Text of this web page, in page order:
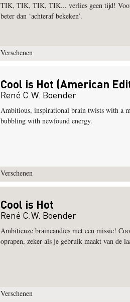
TIK, TIK, TIK, TIK... verlies geen tijd! Voor
beter dan ‘achteraf bekeken’.
Verschenen
Cool is Hot (American
René C.W. Boender
Ambitious, inspirational brain twists with a
bubbling with newfound energy.
Verschenen
Cool is Hot
René C.W. Boender
Ambitieuze braincandies met een missie!
oprapen, zeker als je gebruik maakt van de
Verschenen